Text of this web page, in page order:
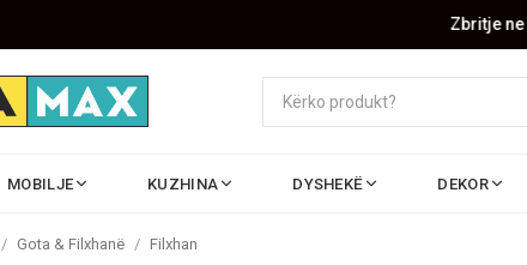
MOBILJE KUZHINA DYSHEKË DEKOR
/ Gota & Filxhanë / Filxhan